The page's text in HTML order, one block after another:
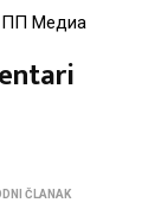
ПП Медиа
ČLANAK